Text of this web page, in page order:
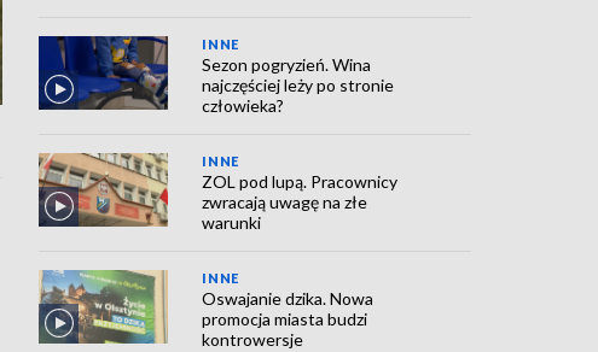
INNE
Sezon pogryzień. Wina
najczęściej leży po stronie
człowieka?
INNE
ZOL pod lupą. Pracownicy
zwracają uwagę na złe
warunki
INNE
Oswajanie dzika. Nowa
promocja miasta budzi
kontrowersje